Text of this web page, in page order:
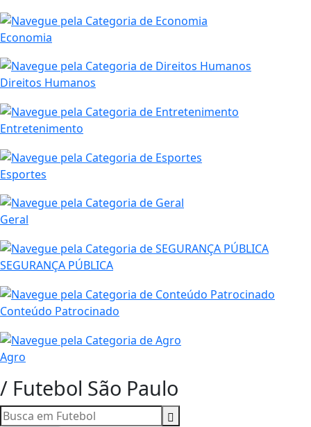
Economia
Direitos Humanos
Entretenimento
Esportes
Geral
SEGURANÇA PÚBLICA
Conteúdo Patrocinado
Agro
/ Futebol São Paulo